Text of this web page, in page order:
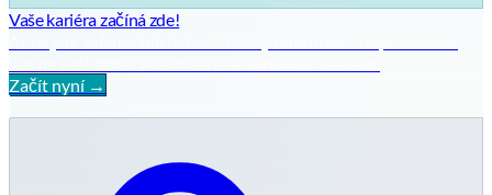
Vaše kariéra začíná zde!
Začít nyní →